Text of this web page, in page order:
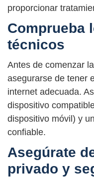
proporcionar
Comprueba
técnicos
Antes de comenzar
asegurarse de tener
internet adecuada.
dispositivo
dispositivo móvil) y
confiable.
Asegúrate
privado y